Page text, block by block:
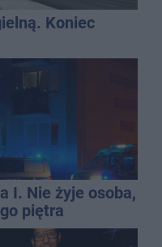
Koniec
I. Nie żyje osoba,
piętra